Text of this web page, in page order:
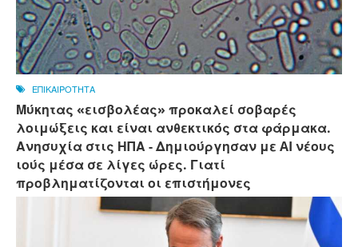
ΕΠΙΚΑΙΡΟΤΗΤΑ
Μύκητας «εισβολέας» προκαλεί σοβαρές
λοιμώξεις και είναι ανθεκτικός στα φάρμακα.
Ανησυχία στις ΗΠΑ - Δημιούργησαν με AI νέους
ιούς μέσα σε λίγες ώρες. Γιατί
προβληματίζονται οι επιστήμονες